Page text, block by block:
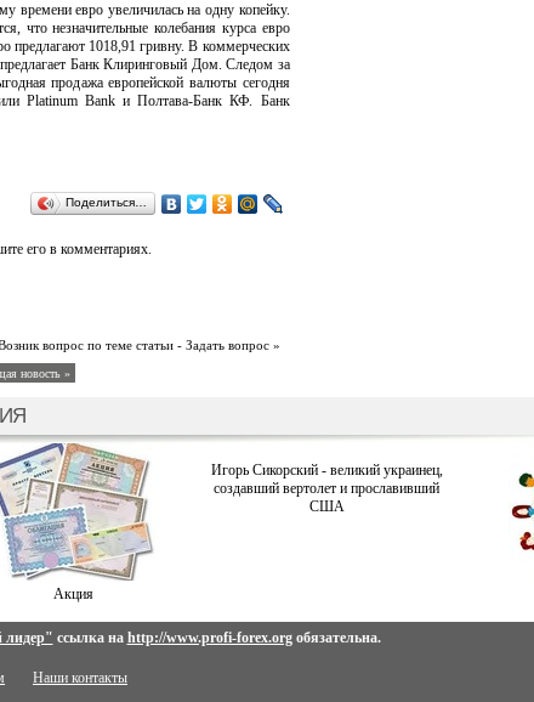
времени евро увеличилась на одну копейку.
что незначительные колебания курса евро
предлагают 1018,91 гривну. В коммерческих
Банк Клиринговый Дом. Следом за
продажа европейской валюты сегодня
Platinum Bank и Полтава-Банк КФ. Банк
Поделиться…
его в комментариях.
вопрос по теме статьи - Задать вопрос »
новость »
Акция
Игорь Сикорский - великий украинец,
создавший вертолет и прославивший
США
лидер" ссылка на http://www.profi-forex.orgобязательна.
Наши контакты